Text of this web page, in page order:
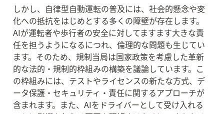
しかし、自律型自動運転の普及には、社会的懸念や変
化への抵抗をはじめとする多くの障壁が存在します。
AIが運転者や歩行者の安全に対してますます大きな責
任を担うようになるにつれ、倫理的な問題も生じてい
ます。そのため、規制当局は国家政策を考慮した革新
的な法的・規制的枠組みの構築を議論しています。こ
の枠組みには、テストやライセンスの新たな方式、デ
ータ保護・セキュリティ・責任に関するアプローチが
含まれます。また、AIをドライバーとして受け入れる